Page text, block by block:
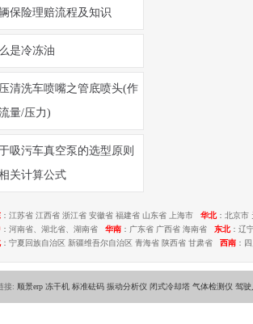
保险理赔流程及知识
是冷冻油
清洗车喷嘴之管底喷头(作
量/压力)
吸污车真空泵的选型原则
关计算公式
：江苏省 江西省 浙江省 安徽省 福建省 山东省 上海市 华北：北京市
：河南省、湖北省、湖南省 华南 ：广东省 广西省 海南省 东北：辽
：宁夏回族自治区 新疆维吾尔自治区 青海省 陕西省 甘肃省 西南 ：
接: 顺景erp 冻干机 标准砝码 振动分析仪 闭式冷却塔 气体检测仪 驾驶